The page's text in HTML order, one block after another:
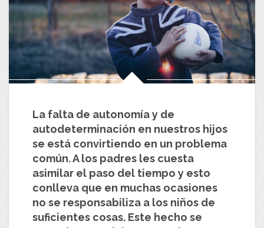
La falta de autonomía y de
autodeterminación en nuestros hijos
se está convirtiendo en un problema
común. A los padres les cuesta
asimilar el paso del tiempo y esto
conlleva que en muchas ocasiones
no se responsabiliza a los niños de
suficientes cosas. Este hecho se